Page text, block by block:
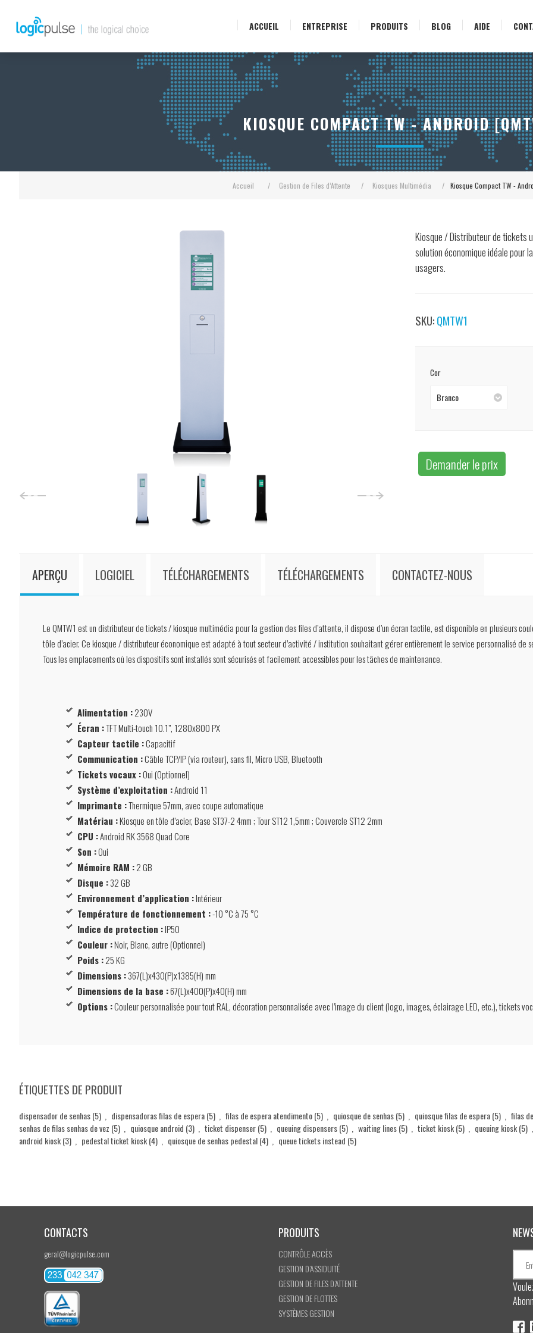
ACCUEIL ENTREPRISE PRODUITS BLOG AIDE
Accueil / Gestion de Files d’Attente / Kiosques Multimédia / Kiosque Compact TW -
KIOSQUE COMPACT TW - ANDROID
Kiosque / Distributeur de tickets
solution économique idéale pour
usagers.
SKU:QMTW1
Cor
Branco
Demander le prix
APERÇU LOGICIEL TÉLÉCHARGEMENTS TÉLÉCHARGEMENTS CONTACTEZ-NOUS
Le QMTW1 est un distributeur de tickets / kiosque multimédia pour la gestion des files d’attente, il dispose d’un écran tactile, est disponible en plusieurs
tôle d’acier. Ce kiosque / distributeur économique est adapté à tout secteur d’activité / institution souhaitant gérer entièrement le service personnalisé de
Tous les emplacements où les dispositifs sont installés sont sécurisés et facilement accessibles pour les tâches de maintenance.
Alimentation :230V
Écran :TFT Multi-touch 10.1”, 1280x800 PX
Capteur tactile :Capacitif
Communication :Câble TCP/IP (via routeur), sans fil, Micro USB, Bluetooth
Tickets vocaux :Oui (Optionnel)
Système d’exploitation :Android 11
Imprimante :Thermique 57mm, avec coupe automatique
Matériau :Kiosque en tôle d’acier, Base ST37-2 4mm ; Tour ST12 1,5mm ; Couvercle ST12 2mm
CPU :Android RK 3568 Quad Core
Son :Oui
Mémoire RAM :2 GB
Disque :32 GB
Environnement d’application :Intérieur
Température de fonctionnement :-10 °C à 75 °C
Indice de protection :IP50
Couleur :Noir, Blanc, autre (Optionnel)
Poids :25 KG
Dimensions :367(L)x430(P)x1385(H) mm
Dimensions de la base :67(L)x400(P)x40(H) mm
Options :Couleur personnalisée pour tout RAL, décoration personnalisée avec l’image du client (logo, images, éclairage LED, etc.), tickets
ÉTIQUETTES DE PRODUIT
dispensador de senhas(5) dispensadoras filas de espera(5) filas de espera atendimento(5) quiosque de senhas(5) quiosque filas de espera(5)
filas
senhas de filas senhas de vez (5) quiosque android (3) ticket dispenser(5) queuing dispensers(5) waiting lines(5) ticket kiosk(5) queuing kiosk(5)
android kiosk(3) pedestal ticket kiosk(4) quiosque de senhas pedestal(4) queue tickets instead (5)
CONTACTS
geral@logicpulse.com
PRODUITS
CONTRÔLE ACCÈS
GESTION D’ASSIDUITÉ
GESTION DE FILES D’ATTENTE
GESTION DE FLOTTES
SYSTÈMES GESTION